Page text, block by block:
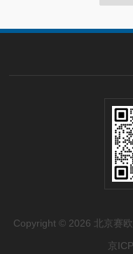
Copyright © 2026 北京赛
京